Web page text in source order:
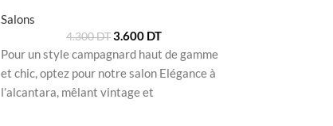
Salons
4.300DT 3.600 DT
Pour un style campagnard haut de gamme
et chic, optez pour notre salon Elégance à
l’alcantara, mêlant vintage et